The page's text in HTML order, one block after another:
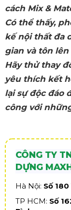
cách Mix &
Có thể thấy,
kế nội thất đa
gian và tôn
Hãy thử thay
yêu thích kết
lại sự độc đáo
công với
CÔNG TY
DỰNG
Hà Nội: Số
TP HCM: Số